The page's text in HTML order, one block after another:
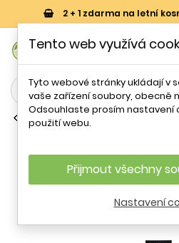
2 + 1 zdarma na letní
Podkladové báze pod make-up
(Primer Plus
Tento web využívá
Tyto webové stránky ukládají v
vaše zařízení soubory, obecně
Odsouhlaste prosím nastavení
použití webu.
Přijmout všechny
Nastavení